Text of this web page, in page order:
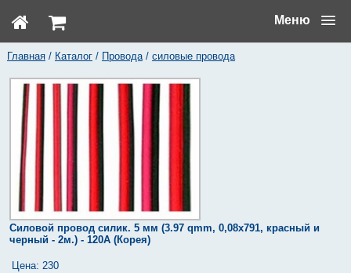
Меню
Главная/ Каталог/ Провода/ силовые провода
Силовой провод силик. 5 мм (3.97 qmm, 0,08х791, красный и
черный - 2м.) - 120А (Корея)
Цена: 230